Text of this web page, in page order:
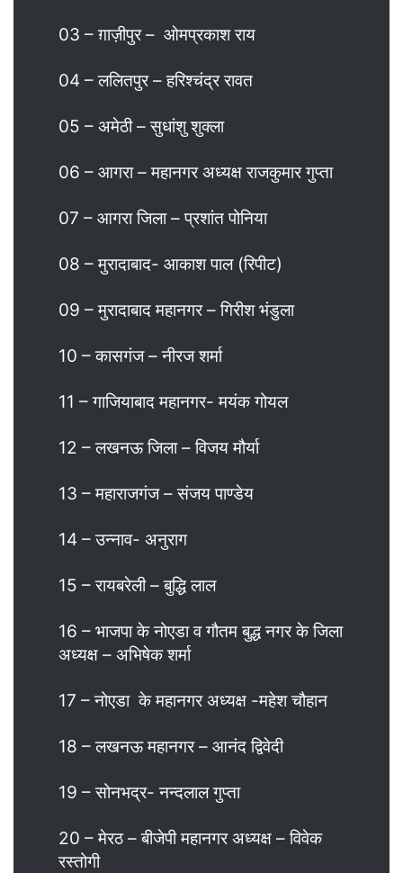
03 – ग़ाज़ीपुर – ओमप्रकाश राय
04 – ललितपुर – हरिश्चंद्र रावत
05 – अमेठी – सुधांशु शुक्ला
06 – आगरा – महानगर अध्यक्ष राजकुमार गुप्ता
07 – आगरा जिला – प्रशांत पोनिया
08 – मुरादाबाद- आकाश पाल (रिपीट)
09 – मुरादाबाद महानगर – गिरीश भंडुला
10 – कासगंज – नीरज शर्मा
11 – गाजियाबाद महानगर- मयंक गोयल
12 – लखनऊ जिला – विजय मौर्या
13 – महाराजगंज – संजय पाण्डेय
14 – उन्नाव- अनुराग
15 – रायबरेली – बुद्धि लाल
16 – भाजपा के नोएडा व गौतम बुद्ध नगर के जिला
अध्यक्ष – अभिषेक शर्मा
17 – नोएडा के महानगर अध्यक्ष -महेश चौहान
18 – लखनऊ महानगर – आनंद द्विवेदी
19 – सोनभद्र- नन्दलाल गुप्ता
20 – मेरठ – बीजेपी महानगर अध्यक्ष – विवेक
रस्तोगी